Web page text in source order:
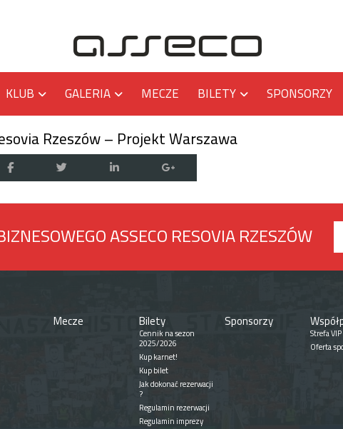
KLUB GALERIA MECZE BILETY SPONSORZY
Rzeszów – Projekt Warszawa
ASSECO RESOVIA RZESZÓW
Mecze Bilety
Cennik na sezon
2025/2026
Kup karnet!
Kup bilet
Jak dokonać rezerwacji
?
Regulamin rezerwacji
Regulamin imprezy
Sponsorzy
Strefa VIP
Oferta